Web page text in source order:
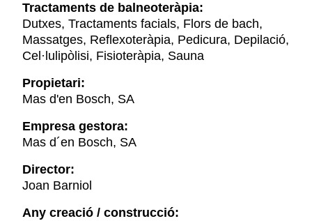
Tractaments de balneoteràpia:
Dutxes, Tractaments facials, Flors de bach,
Massatges, Reflexoteràpia, Pedicura, Depilació,
Cel·lulipòlisi, Fisioteràpia, Sauna
Propietari:
Mas d'en Bosch, SA
Empresa gestora:
Mas d´en Bosch, SA
Director:
Joan Barniol
Any creació / construcció: